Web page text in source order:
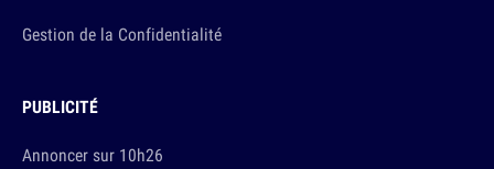
Gestion de la Confidentialité
PUBLICITÉ
Annoncer sur 10h26